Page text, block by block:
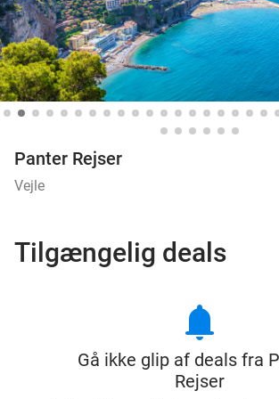
Panter Rejser
Vejle
Tilgængelig deals
notifications
Gå ikke glip af deals fra
Rejser